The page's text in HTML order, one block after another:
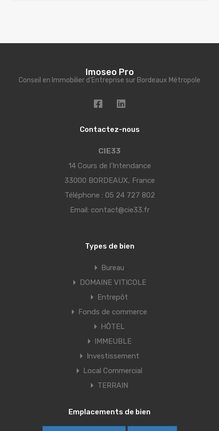
Imoseo Pro
Conseil en Immobilier d'Entreprise sur Bordeaux Métropole
Contactez-nous
CIE33
14 Cours de l’Intendance
33000 BORDEAUX, France
Téléphone : 05 24 727 802
Email: contact@cie33.fr
Types de bien
Bureau
DOMAINE VITICOLE
Entrepôt
Fonds de commerce
HÔTEL
IMMEUBLE
Investissement
Local Commercial
TERRAIN
Emplacements de bien